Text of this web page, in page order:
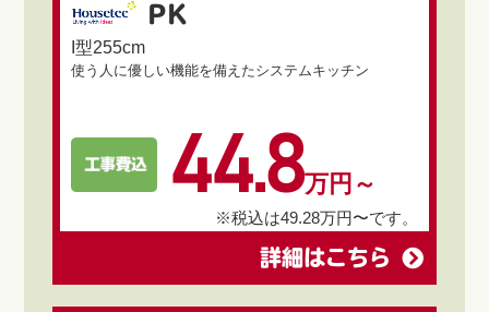
PK
I型255cm
使う人に優しい機能を備えたシステムキッチン
44.8万円～
※税込は49.28万円〜です。
詳細はこちら